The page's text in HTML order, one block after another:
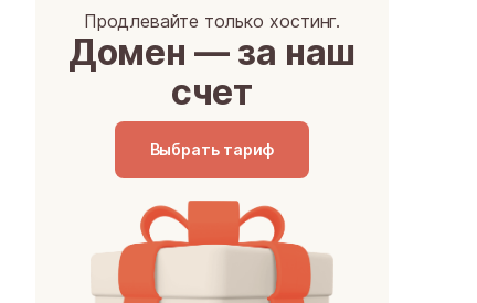
Домен — за наш
счет
Продлевайте только хостинг.
Выбрать тариф